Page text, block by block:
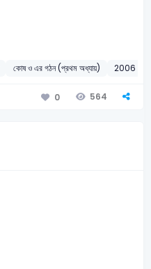
কোষ ও এর গঠন (প্রথম অধ্যায়) 2006
0 564